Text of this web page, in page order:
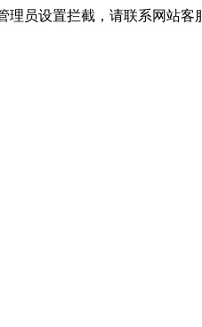
员设置拦截，请联系网站客